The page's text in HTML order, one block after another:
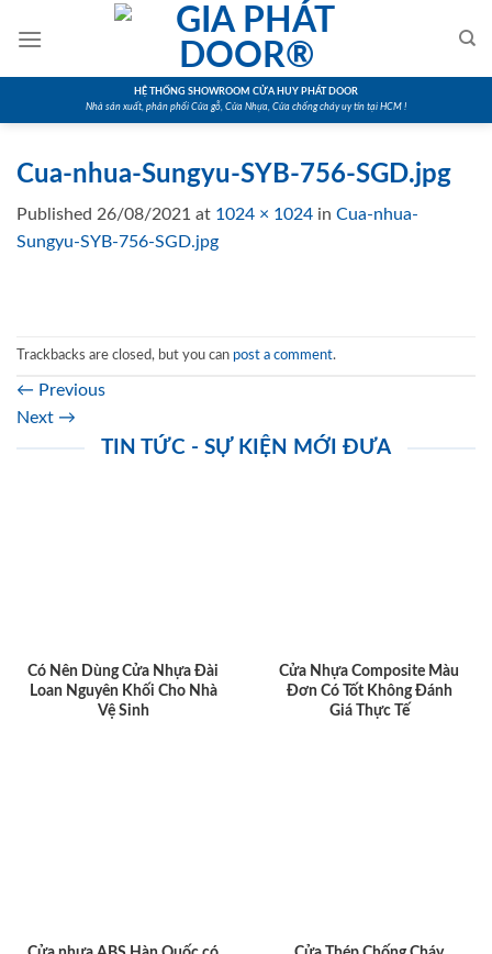
HỆ THỐNG SHOWROOM CỬA HUY PHÁT DOOR
Nhà sản xuất, phân phối Cửa gỗ, Cửa Nhựa, Cửa chống cháy uy tín tại HCM !
Cua-nhua-Sungyu-SYB-756-SGD.jpg
Published 26/08/2021 at 1024 × 1024 in Cua-nhua-
Sungyu-SYB-756-SGD.jpg
Trackbacks are closed, but you can post a comment.
← Previous
Next →
TIN TỨC - SỰ KIỆN MỚI ĐƯA
Có Nên Dùng Cửa Nhựa Đài
Loan Nguyên Khối Cho Nhà
Vệ Sinh
Cửa Nhựa Composite Màu
Đơn Có Tốt Không Đánh
Giá Thực Tế